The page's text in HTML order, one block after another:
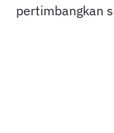
pertimbangkan